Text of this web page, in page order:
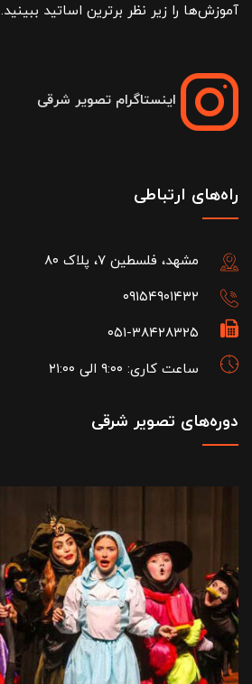
آموزش‌ها را زیر نظر برترین اساتید ببینید.
اینستاگرام تصویر شرقی
راه‌های ارتباطی
مشهد، فلسطین ۷، پلاک ۸۰
۰۹۱۵۴۹۰۱۴۳۲
۰۵۱-۳۸۴۲۸۳۲۵
ساعت کاری: ۹:۰۰ الی ۲۱:۰۰
دوره‌های تصویر شرقی